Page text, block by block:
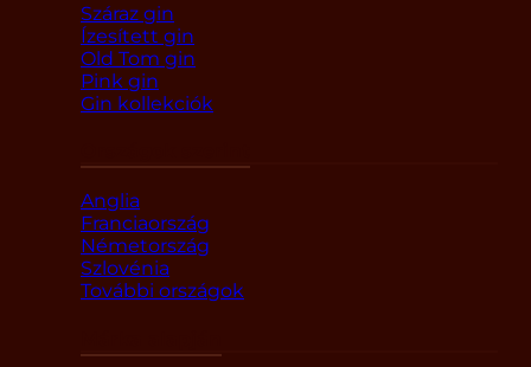
Száraz gin
Ízesített gin
Old Tom gin
Pink gin
Gin kollekciók
Anglia
Franciaország
Németország
Szlovénia
További országok